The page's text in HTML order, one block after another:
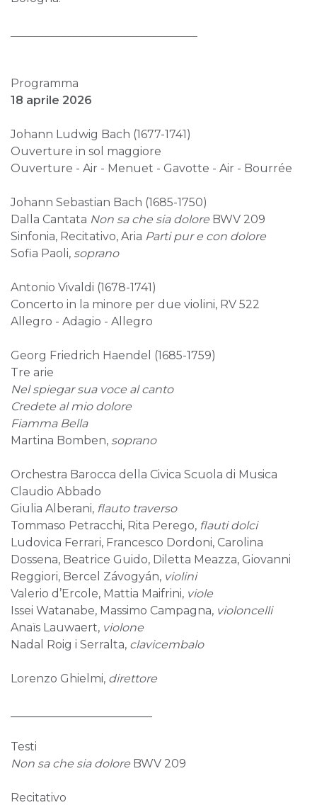
Programma
18 aprile 2026
Johann Ludwig Bach (1677-1741)
Ouverture in sol maggiore
Ouverture - Air - Menuet - Gavotte - Air - Bourrée
Johann Sebastian Bach (1685-1750)
Dalla Cantata Non sa che sia dolore BWV 209
Sinfonia, Recitativo, Aria Parti pur e con dolore
Sofia Paoli, soprano
Antonio Vivaldi (1678-1741)
Concerto in la minore per due violini, RV 522
Allegro - Adagio - Allegro
Georg Friedrich Haendel (1685-1759)
Tre arie
Nel spiegar sua voce al canto
Credete al mio dolore
Fiamma Bella
Martina Bomben, soprano
Orchestra Barocca della Civica Scuola di Musica
Claudio Abbado
Giulia Alberani, flauto traverso
Tommaso Petracchi, Rita Perego, flauti dolci
Ludovica Ferrari, Francesco Dordoni, Carolina
Dossena, Beatrice Guido, Diletta Meazza, Giovanni
Reggiori, Bercel Závogyán, violini
Valerio d’Ercole, Mattia Maifrini, viole
Issei Watanabe, Massimo Campagna, violoncelli
Anaïs Lauwaert, violone
Nadal Roig i Serralta, clavicembalo
Lorenzo Ghielmi, direttore
Testi
Non sa che sia dolore BWV 209
Recitativo